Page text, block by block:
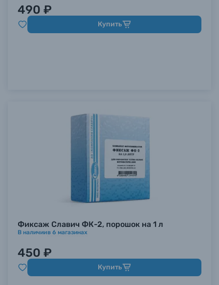
490 ₽
Купить
Фиксаж Славич ФК-2, порошок на 1 л
В наличиив 6 магазинах
450 ₽
Купить